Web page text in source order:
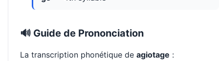
🔊 Guide de Prononciation
La transcription phonétique de agiotage :